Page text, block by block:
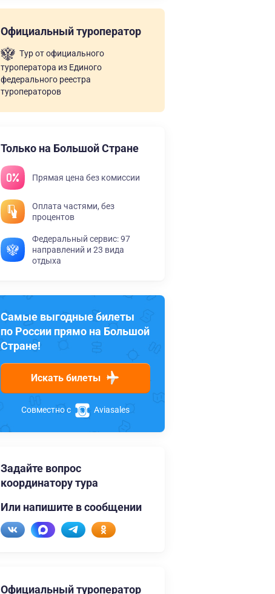
Официальный туроператор
Тур от официального
туроператора из Единого
федерального реестра
туроператоров
Только на Большой Стране
Прямая цена без комиссии
Оплата частями, без
процентов
Федеральный сервис: 97
направлений и 23 вида
отдыха
Самые выгодные билеты
по России прямо на Большой
Стране!
Искать билеты
Совместно с Aviasales
Задайте вопрос
координатору тура
Или напишите в сообщении
Официальный туроператор